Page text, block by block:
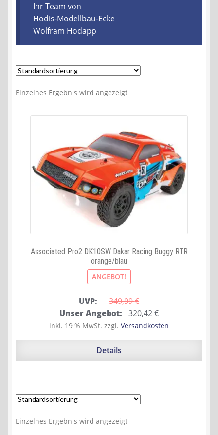
KontaktIhr Team von
Hodis-Modellbau-Ecke
Wolfram Hodapp
Einzelnes Ergebnis wird angezeigt
Associated Pro2 DK10SW Dakar Racing Buggy RTR
orange/blau
ANGEBOT!
UVP: 349,99 €
Ursprünglicher
Preis
war:
Unser Angebot: 320,42€Aktueller
Preis
ist:
inkl. 19 % MwSt. zzgl. Versandkosten
Details
Einzelnes Ergebnis wird angezeigt